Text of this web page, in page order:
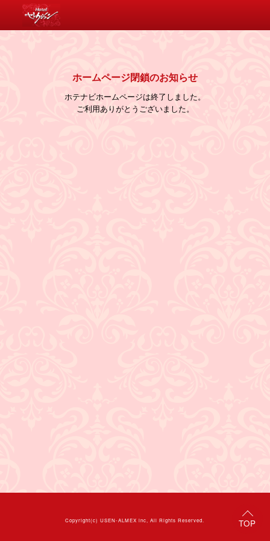
消費税について
ホームページ閉鎖のお知らせ
ホテナビホームページは終了しました。
ご利用ありがとうございました。
Copyright(c)USEN-ALMEX inc, All Rights Reserved.